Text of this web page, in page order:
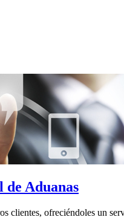
de Aduanas
clientes, ofreciéndoles un